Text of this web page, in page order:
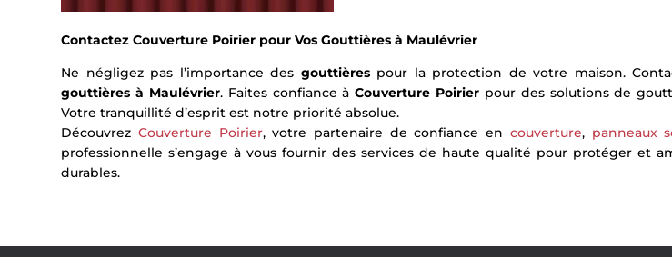
Contactez Couverture Poirier pour Vos Gouttières à Maulévrier
Ne négligez pas l’importance des gouttièrespour la protection de votre maison.
gouttières à Maulévrier. Faites confiance àCouverture Poirier pour des solutions de
Votre tranquillité d’esprit est notre priorité absolue.
Découvrez Couverture Poirier, votre partenaire de confiance en couverture, panneaux
professionnelle s’engage à vous fournir des services de haute qualité pour protéger et
durables.